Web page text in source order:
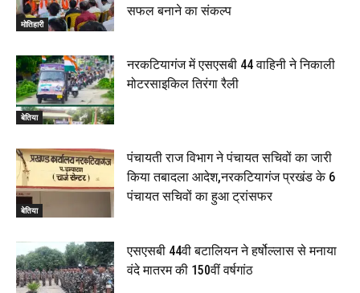
मोतिहारी। NDA सरकार, 12 साल विश्वास के, मीडिया संवाद में
सांसद रधामोहन सिंह, 13 June 2026
02:19
मोतिहारी
सफल बनाने का संकल्प
बेतिया
नरकटियागंज में एसएसबी 44 वाहिनी ने निकाली
मोटरसाइकिल तिरंगा रैली
बेतिया
पंचायती राज विभाग ने पंचायत सचिवों का जारी
किया तबादला आदेश,नरकटियागंज प्रखंड के 6
पंचायत सचिवों का हुआ ट्रांसफर
एसएसबी 44वी बटालियन ने हर्षोल्लास से मनाया
वंदे मातरम की 150वीं वर्षगांठ